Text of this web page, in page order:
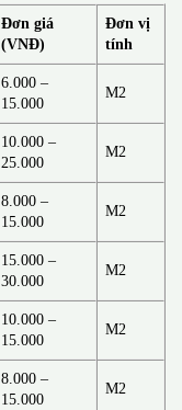
Đơn giá
(VNĐ)
Đơn vị
tính
6.000 –
15.000
M2
10.000 –
25.000
M2
8.000 –
15.000
M2
15.000 –
30.000
M2
10.000 –
15.000
M2
8.000 –
15.000
M2